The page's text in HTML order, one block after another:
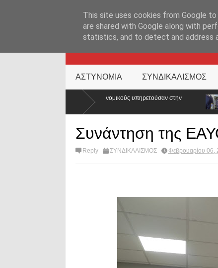
KATEHACKER
ΑΣΤΥΝΟΜΙΑ ΣΥΝΔΙΚΑΛΙΣΜΟΣ
αστυνομικούς υπηρετούσαν στην
Νέα ΚΥΑ για το επίδομα
Συνάντηση της
Reply ΣΥΝΔΙΚΑΛΙΣΜΟΣ Φεβρουαρίου 06,
This site uses cookies from Google
are shared with Google along with
statistics, and to detect and address